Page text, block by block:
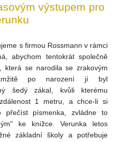
výstupem pro
s firmou Rossmann v rámci
abychom tentokrát společně
která se narodila se zrakovým
po narození jí byl
šedý zákal, kvůli kterému
1 metru, a chce-li si
přečíst písmenka, zvládne to
ke knížce. Verunka letos
základní školy a potřebuje